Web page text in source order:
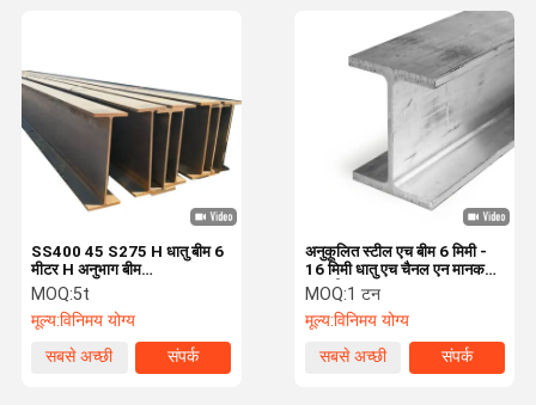
SS400 45 S275 H धातु बीम 6
मीटर H अनुभाग बीम
800*300*14*26
MOQ:5t
मूल्य:विनिमय योग्य
सबसे अच्छी
संपर्क
अनुकूलित स्टील एच बीम 6 मिमी -
16 मिमी धातु एच चैनल एन मानक
एएसटीएम ए 36
MOQ:1 टन
मूल्य:विनिमय योग्य
सबसे अच्छी
संपर्क